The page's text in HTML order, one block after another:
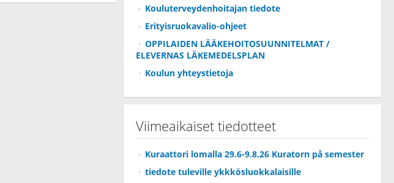
Kouluterveydenhoitajan tiedote
Erityisruokavalio-ohjeet
OPPILAIDEN LÄÄKEHOITOSUUNNITELMAT /
ELEVERNAS LÄKEMEDELSPLAN
Koulun yhteystietoja
Viimeaikaiset tiedotteet
Kuraattori lomalla 29.6-9.8.26 Kuratorn på semester
tiedote tuleville ykkkösluokkalaisille